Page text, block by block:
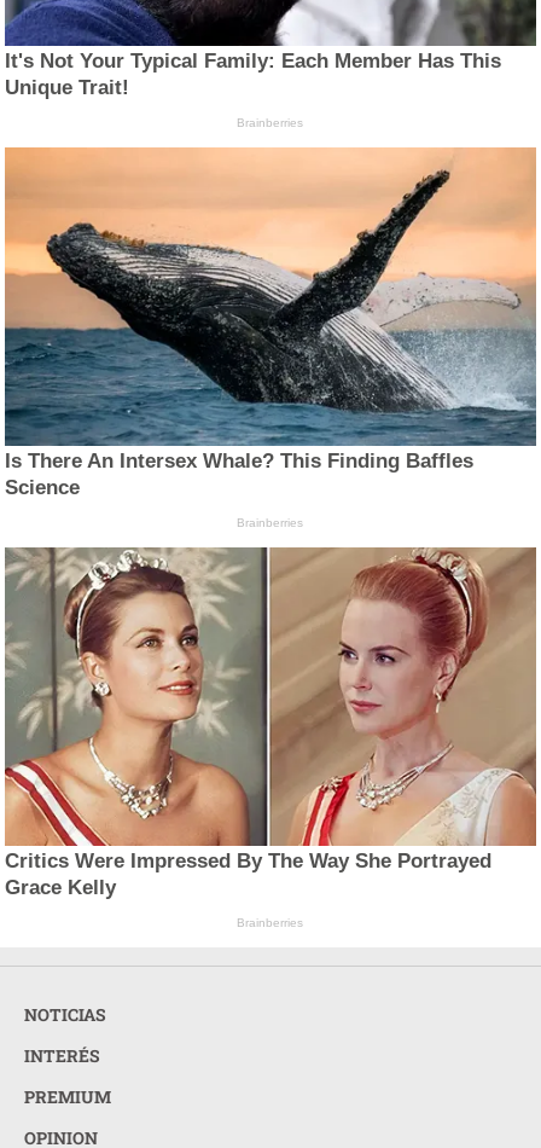
It's Not Your Typical Family: Each Member Has This
Unique Trait!
Brainberries
Is There An Intersex Whale? This Finding Baffles
Science
Brainberries
Critics Were Impressed By The Way She Portrayed
Grace Kelly
Brainberries
NOTICIAS
INTERÉS
PREMIUM
OPINION